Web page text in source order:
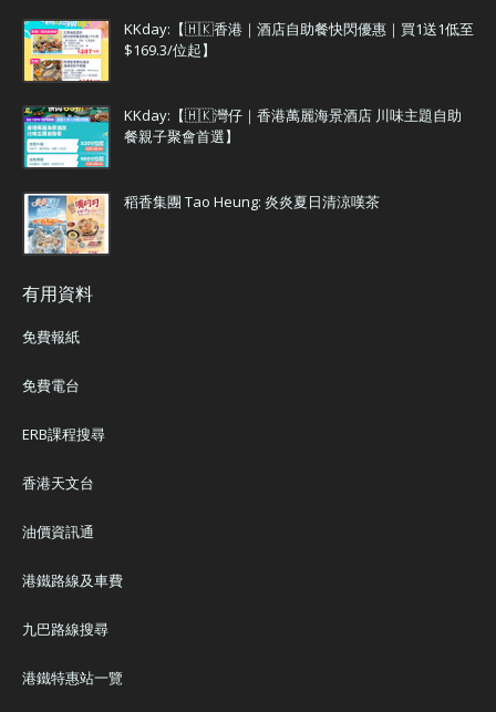
KKday:【🇭🇰香港｜酒店自助餐快閃優惠｜買1送1低至
$169.3/位起】
KKday:【🇭🇰灣仔｜香港萬麗海景酒店 川味主題自助
餐親子聚會首選】
稻香集團 Tao Heung: 炎炎夏日清涼嘆茶
有用資料
免費報紙
免費電台
ERB課程搜尋
香港天文台
油價資訊通
港鐵路線及車費
九巴路線搜尋
港鐵特惠站一覽